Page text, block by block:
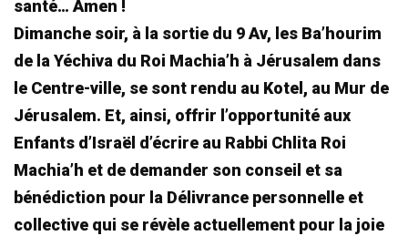
santé… Amen !
Dimanche soir, à la sortie du 9 Av, les Ba’hourim
de la Yéchiva du Roi Machia’h à Jérusalem dans
le Centre-ville, se sont rendu au Kotel, au Mur de
Jérusalem. Et, ainsi, offrir l’opportunité aux
Enfants d’Israël d’écrire au Rabbi Chlita Roi
Machia’h et de demander son conseil et sa
bénédiction pour la Délivrance personnelle et
collective qui se révèle actuellement pour la joie